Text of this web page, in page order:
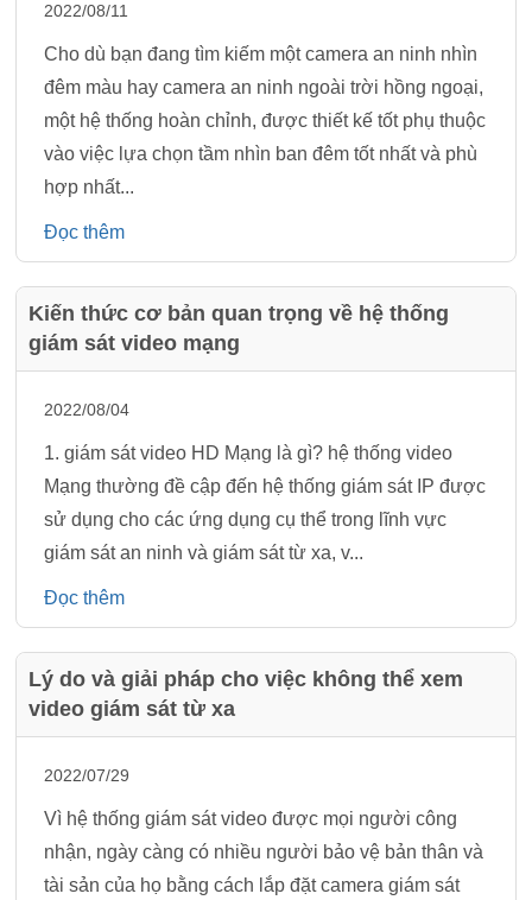
2022/08/11
Cho dù bạn đang tìm kiếm một camera an ninh nhìn
đêm màu hay camera an ninh ngoài trời hồng ngoại,
một hệ thống hoàn chỉnh, được thiết kế tốt phụ thuộc
vào việc lựa chọn tầm nhìn ban đêm tốt nhất và phù
hợp nhất...
Đọc thêm
Kiến thức cơ bản quan trọng về hệ thống
giám sát video mạng
2022/08/04
1. giám sát video HD Mạng là gì? hệ thống video
Mạng thường đề cập đến hệ thống giám sát IP được
sử dụng cho các ứng dụng cụ thể trong lĩnh vực
giám sát an ninh và giám sát từ xa, v...
Đọc thêm
Lý do và giải pháp cho việc không thể xem
video giám sát từ xa
2022/07/29
Vì hệ thống giám sát video được mọi người công
nhận, ngày càng có nhiều người bảo vệ bản thân và
tài sản của họ bằng cách lắp đặt camera giám sát